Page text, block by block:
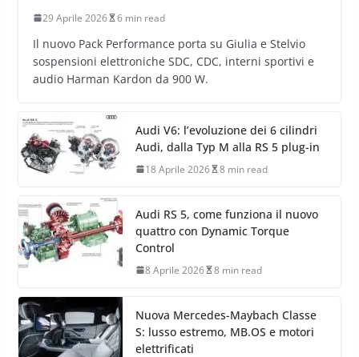
29 Aprile 2026 6 min read
Il nuovo Pack Performance porta su Giulia e Stelvio
sospensioni elettroniche SDC, CDC, interni sportivi e
audio Harman Kardon da 900 W.
Audi V6: l’evoluzione dei 6 cilindri
Audi, dalla Typ M alla RS 5 plug-in
18 Aprile 2026 8 min read
Audi RS 5, come funziona il nuovo
quattro con Dynamic Torque
Control
8 Aprile 2026 8 min read
Nuova Mercedes-Maybach Classe
S: lusso estremo, MB.OS e motori
elettrificati